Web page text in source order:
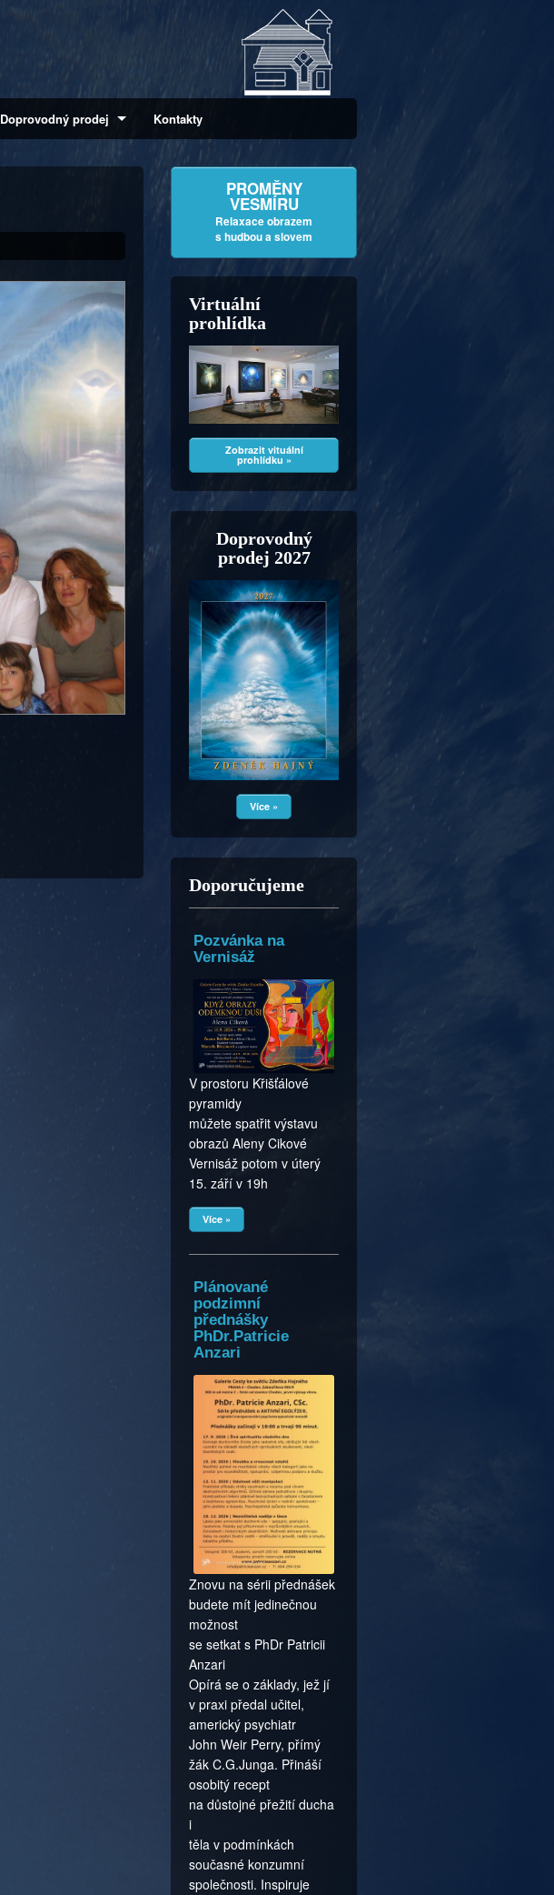
Doprovodný prodej Kontakty
PROMĚNY
VESMÍRU
Relaxace obrazem
s hudbou a slovem
Virtuální
prohlídka
Zobrazit vituální
prohlídku »
Doprovodný
prodej 2027
Více »
Doporučujeme
Pozvánka na
Vernisáž
V prostoru Křišťálové
pyramidy
můžete spatřit výstavu
obrazů Aleny Cikové
Vernisáž potom v úterý
15. září v 19h
Více »
Plánované
podzimní
přednášky
PhDr.Patricie
Anzari
Znovu na sérii přednášek
budete mít jedinečnou
možnost
se setkat s PhDr Patricii
Anzari
Opírá se o základy, jež jí
v praxi předal učitel,
americký psychiatr
John Weir Perry, přímý
žák C.G.Junga. Přináší
osobitý recept
na důstojné přežití ducha
i
těla v podmínkách
současné konzumní
společnosti. Inspiruje